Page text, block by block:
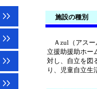
施設の種別
Ａzul（アスー
立援助援助ホー
対し、自立を図
り、児童自 立生